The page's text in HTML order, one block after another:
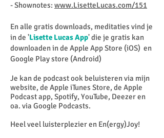
- Shownotes: www.LisetteLucas.com/151
En alle gratis downloads, meditaties vind je
in de 'Lisette Lucas App' die je gratis kan
downloaden in de Apple App Store (iOS) en
Google Play store (Android)
Je kan de podcast ook beluisteren via mijn
website, de Apple iTunes Store, de Apple
Podcast app, Spotify, YouTube, Deezer en
oa. via Google Podcasts.
Heel veel luisterplezier en En(ergy)Joy!